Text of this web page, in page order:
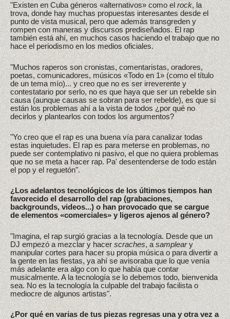
"Existen en Cuba géneros «alternativos» como elrock, la
trova, donde hay muchas propuestas interesantes desde el
punto de vista musical, pero que además transgreden y
rompen con maneras y discursos prediseñados. El rap
también está ahí, en muchos casos haciendo el trabajo que no
hace el periodismo en los medios oficiales.
"Muchos raperos son cronistas, comentaristas, oradores,
poetas, comunicadores, músicos «Todo en 1» (como el título
de un tema mío)... y creo que no es ser irreverente y
contestatario por serlo, no es que haya que ser un rebelde sin
causa (aunque causas se sobran para ser rebelde), es que si
están los problemas ahí a la vista de todos ¿por qué no
decirlos y plantearlos con todos los argumentos?
"Yo creo que el rap es una buena vía para canalizar todas
estas inquietudes. El rap es para meterse en problemas, no
puede ser contemplativo ni pasivo, el que no quiera problemas
que no se meta a hacer rap. Pa' desentenderse de todo están
el pop y el reguetón".
¿Los adelantos tecnológicos de los últimos tiempos han
favorecido el desarrollo del rap (grabaciones,
backgrounds, videos...) o han provocado que se cargue
de elementos «comerciales» y ligeros ajenos al género?
"Imagina, el rap surgió gracias a la tecnología. Desde que un
DJ empezó a mezclar y hacer scraches, asampleary
manipular cortes para hacer su propia música o para divertir a
la gente en las fiestas, ya ahí se avisoraba que lo que venía
más adelante era algo con lo que había que contar
musicalmente. A la tecnología se lo debemos todo, bienvenida
sea. No es la tecnología la culpable del trabajo facilista o
mediocre de algunos artistas".
¿Por qué en varias de tus piezas regresas una y otra vez a